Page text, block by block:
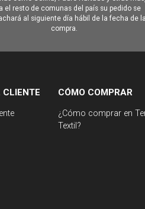
el resto de comunas del país su pedido se
al siguiente día hábil de la fecha de la
compra.
CLIENTE CÓMO COMPRAR
¿Cómo comprar en
Textil?